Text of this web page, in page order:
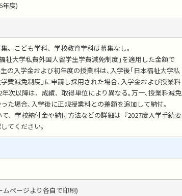
年度)
。こども学科、学校教育学科は募集なし。
祉大学私費外国人留学生学費減免制度｣を適用した金額で
の入学金および初年度の授業料は､入学後｢日本福祉大学私
費減免制度｣に申請し採用された場合､入学金および授業料
年次以降は、成績、取得単位により異なる｡万一､授業料減免
た場合､入学後に正規授業料との差額を追加して納付。
、学校納付金や納付方法などの詳細は『2027度入学手続要
てください｡
ムページより各自で印刷)